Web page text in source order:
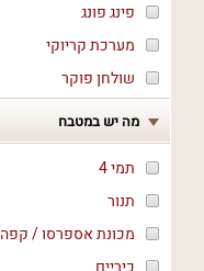
פינג פונג
מערכת קריוקי
שולחן פוקר
מה יש במטבח
תמי 4
תנור
מכונת אספרסו / קפה